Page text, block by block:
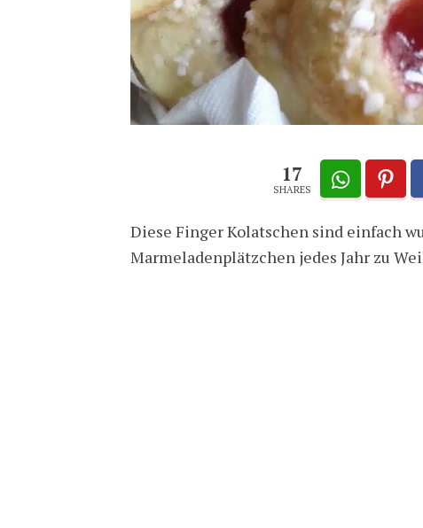
17
SHARES
Diese Finger Kolatschen sind einfach
Marmeladenplätzchen jedes Jahr zu